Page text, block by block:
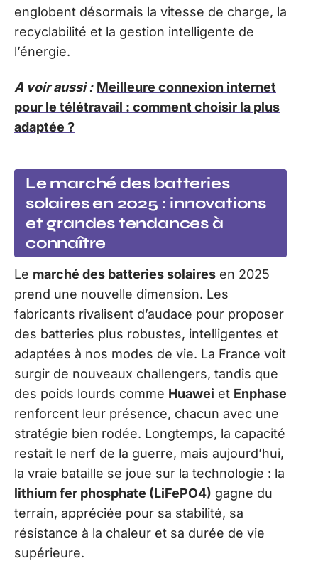
englobent désormais la vitesse de charge, la
recyclabilité et la gestion intelligente de
l’énergie.
A voir aussi : Meilleure connexion internet
pour le télétravail : comment choisir la plus
adaptée ?
Le marché des batteries
solaires en 2025 : innovations
et grandes tendances à
connaître
Le marché des batteries solaires en 2025
prend une nouvelle dimension. Les
fabricants rivalisent d’audace pour proposer
des batteries plus robustes, intelligentes et
adaptées à nos modes de vie. La France voit
surgir de nouveaux challengers, tandis que
des poids lourds comme Huawei et Enphase
renforcent leur présence, chacun avec une
stratégie bien rodée. Longtemps, la capacité
restait le nerf de la guerre, mais aujourd’hui,
la vraie bataille se joue sur la technologie : la
lithium fer phosphate (LiFePO4) gagne du
terrain, appréciée pour sa stabilité, sa
résistance à la chaleur et sa durée de vie
supérieure.